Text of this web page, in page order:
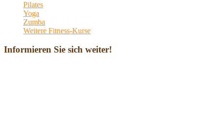
Pilates
Yoga
Zumba
Weitere Fitness-Kurse
Informieren Sie sich weiter!